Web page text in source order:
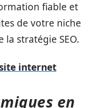
fiable et
de votre niche
stratégie SEO.
internet
en